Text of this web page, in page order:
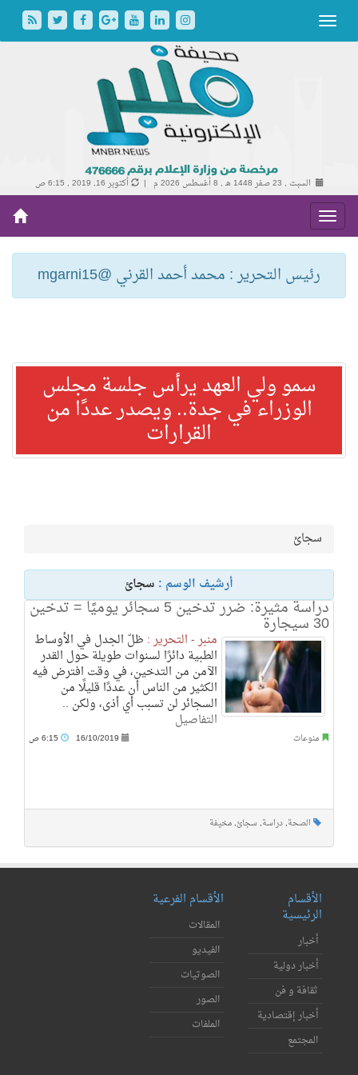
السبت , 23 صفر 1448 هـ , 8 أغسطس 2026 م | أكتوبر 16, 2019 , 6:15 ص
رئيس التحرير : محمد أحمد القرني @mgarni15
سمو ولي العهد يرأس جلسة مجلس
الوزراء في جدة.. ويصدر عددًا من
القرارات
سجائ
أرشيف الوسم : سجائ
دراسة مثيرة: ضرر تدخين 5 سجائر يوميًا = تدخين
30 سيجارة
منبر - التحرير : ظلّ الجدل في الأوساط
الطبية دائرًا لسنوات طويلة حول القدر
الآمن من التدخين، في وقت افترض فيه
الكثير من الناس أن عددًا قليلًا من
السجائر لن تسبب أي أذى، ولكن ..
التفاصيل
منوعات 16/10/2019
الصحة, دراسة, سجائ, مخيفة
الأقسام
الرئيسية
أخبار
أخبار دولية
ثقافة و فن
أخبار إقتصادية
المجتمع
الأقسام الفرعية
المقالات
الفيديو
الصوتيات
الصور
الملفات